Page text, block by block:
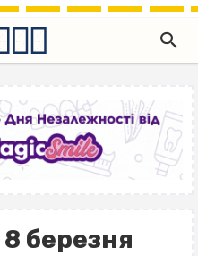
8 березня